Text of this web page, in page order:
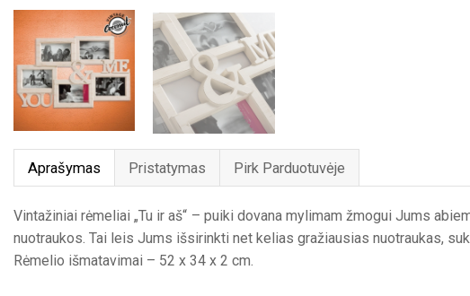
Aprašymas Pristatymas Pirk Parduotuvėje
Vintažiniai rėmeliai „Tu ir aš“ – puiki dovana mylimam žmogui Jums
nuotraukos. Tai leis Jums išsirinkti net kelias gražiausias nuotraukas,
Rėmelio išmatavimai – 52 x 34 x 2 cm.